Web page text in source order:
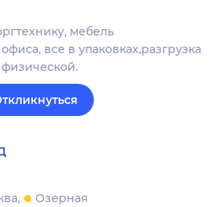
мебель
все в упаковках,разгрузка
физической.
Озерная